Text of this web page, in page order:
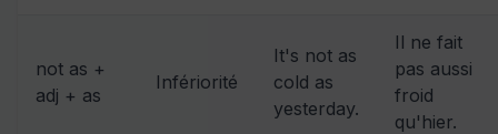
not as +
adj + as
Infériorité
It's not as
cold as
yesterday.
Il ne fait
pas aussi
froid
qu'hier.